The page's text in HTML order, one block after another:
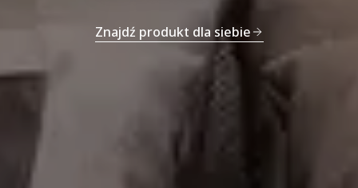
Znajdź produkt dla siebie